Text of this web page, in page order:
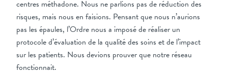
centres méthadone. Nous ne parlions pas de réduction des
risques, mais nous en faisions. Pensant que nous n’aurions
pas les épaules, l’Ordre nous a imposé de réaliser un
protocole d’évaluation de la qualité des soins et de l’impact
sur les patients. Nous devions prouver que notre réseau
fonctionnait.